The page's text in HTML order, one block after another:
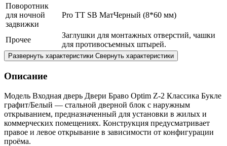
Поворотник
для ночной
задвижки
Pro TT SB МатЧерный (8*60 мм)
Прочее
Заглушки для монтажных отверстий, чашки
для противосъемных штырей.
Развернуть характеристики Свернуть характеристики
Описание
Модель Входная дверь Двери Браво Optim Z-2 Классика Букле
графит/Белый — стальной дверной блок с наружным
открыванием, предназначенный для установки в жилых и
коммерческих помещениях. Конструкция предусматривает
правое и левое открывание в зависимости от конфигурации
проёма.